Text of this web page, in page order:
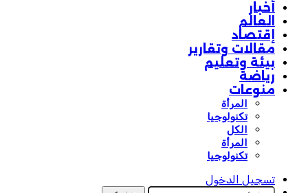
أخبار
العالم
إقتصاد
مقالات وتقارير
بيئة وتعليم
رياضة
منوعات
المرأة
تكنولوجيا
الكل
المرأة
تكنولوجيا
تسجيل الدخول